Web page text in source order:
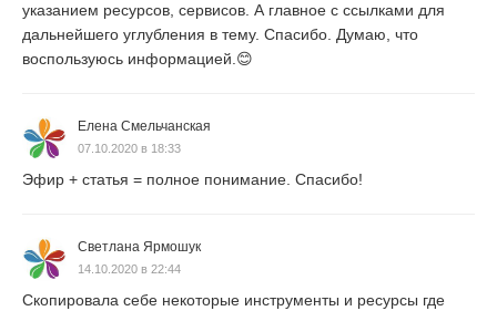
указанием ресурсов, сервисов. А главное с ссылками для
дальнейшего углубления в тему. Спасибо. Думаю, что
воспользуюсь информацией.😊
Елена Смельчанская
07.10.2020 в 18:33
Эфир + статья = полное понимание. Спасибо!
Светлана Ярмошук
14.10.2020 в 22:44
Скопировала себе некоторые инструменты и ресурсы где